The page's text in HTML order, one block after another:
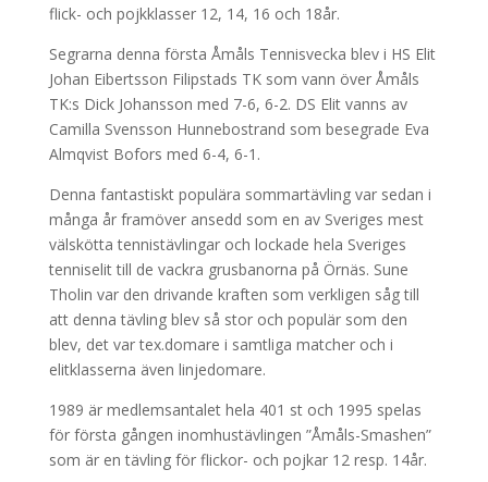
flick- och pojkklasser 12, 14, 16 och 18år.
Segrarna denna första Åmåls Tennisvecka blev i HS Elit
Johan Eibertsson Filipstads TK som vann över Åmåls
TK:s Dick Johansson med 7-6, 6-2. DS Elit vanns av
Camilla Svensson Hunnebostrand som besegrade Eva
Almqvist Bofors med 6-4, 6-1.
Denna fantastiskt populära sommartävling var sedan i
många år framöver ansedd som en av Sveriges mest
välskötta tennistävlingar och lockade hela Sveriges
tenniselit till de vackra grusbanorna på Örnäs. Sune
Tholin var den drivande kraften som verkligen såg till
att denna tävling blev så stor och populär som den
blev, det var tex.domare i samtliga matcher och i
elitklasserna även linjedomare.
1989 är medlemsantalet hela 401 st och 1995 spelas
för första gången inomhustävlingen ”Åmåls-Smashen”
som är en tävling för flickor- och pojkar 12 resp. 14år.